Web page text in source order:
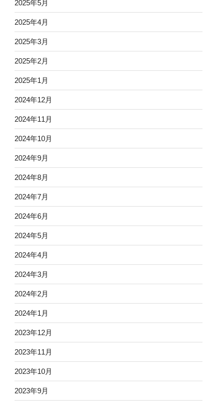
2025年5月
2025年4月
2025年3月
2025年2月
2025年1月
2024年12月
2024年11月
2024年10月
2024年9月
2024年8月
2024年7月
2024年6月
2024年5月
2024年4月
2024年3月
2024年2月
2024年1月
2023年12月
2023年11月
2023年10月
2023年9月